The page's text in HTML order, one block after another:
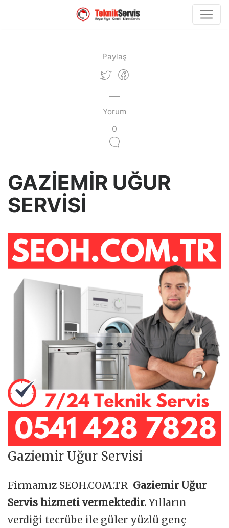
Paylaş
Yorum
0
GAZİEMİR UĞUR
SERVİSİ
Gaziemir Uğur Servisi
Firmamız SEOH.COM.TR Gaziemir Uğur
Servis hizmeti vermektedir. Yılların
verdiği tecrübe ile güler yüzlü genç